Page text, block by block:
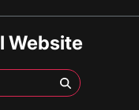
Website